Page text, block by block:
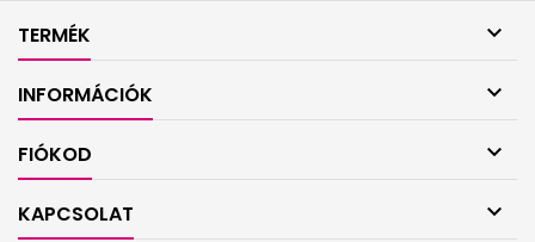
TERMÉK 
INFORMÁCIÓK 
FIÓKOD 
KAPCSOLAT 